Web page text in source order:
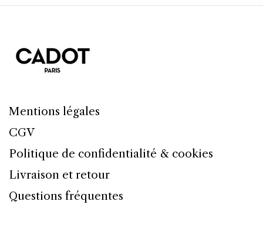
Mentions légales
CGV
Politique de confidentialité & cookies
Livraison et retour
Questions fréquentes